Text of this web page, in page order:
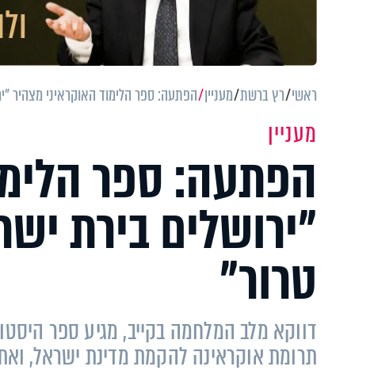
ראשי רץ ברשת מעניין הפתעה: ספר הלימוד האוקראיני מצהיר
מעניין
הפתעה: ספר
"ירושלים בירת
טרור"
דווקא מלב המלחמה בקייב, מגיע ספר
תרומת אוקראינה להקמת מדינת ישראל,